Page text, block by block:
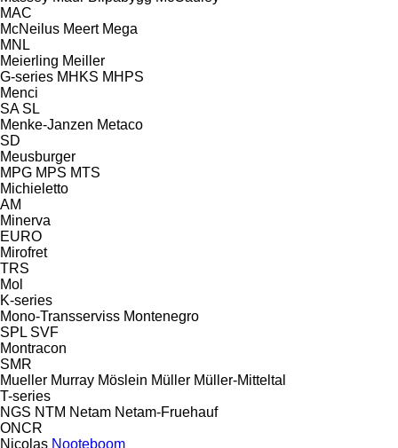
MAC
McNeilus Meert Mega
MNL
Meierling Meiller
G-series MHKS MHPS
Menci
SA SL
Menke-Janzen Metaco
SD
Meusburger
MPG MPS MTS
Michieletto
AM
Minerva
EURO
Mirofret
TRS
Mol
K-series
Mono-Transserviss Montenegro
SPL SVF
Montracon
SMR
Mueller Murray Möslein Müller Müller-Mitteltal
T-series
NGS NTM Netam Netam-Fruehauf
ONCR
Nicolas Nooteboom